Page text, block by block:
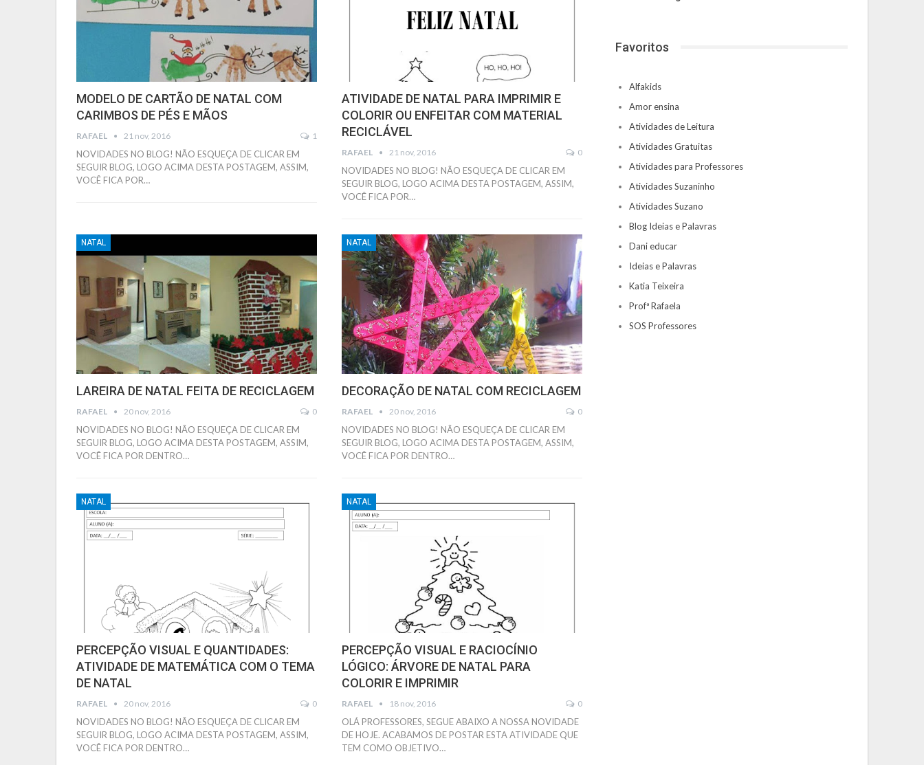
MODELO DE CARTÃO DE NATAL COM
CARIMBOS DE PÉS E MÃOS
RAFAEL 21 nov, 2016 1
NOVIDADES NO BLOG! NÃO ESQUEÇA DE CLICAR EM
SEGUIR BLOG, LOGO ACIMA DESTA POSTAGEM, ASSIM,
VOCÊ FICA POR…
ATIVIDADE DE NATAL PARA IMPRIMIR E
COLORIR OU ENFEITAR COM MATERIAL
RECICLÁVEL
RAFAEL 21 nov, 2016 0
NOVIDADES NO BLOG! NÃO ESQUEÇA DE CLICAR EM
SEGUIR BLOG, LOGO ACIMA DESTA POSTAGEM, ASSIM,
VOCÊ FICA POR…
NATAL
LAREIRA DE NATAL FEITA DE RECICLAGEM
RAFAEL 20 nov, 2016 0
NOVIDADES NO BLOG! NÃO ESQUEÇA DE CLICAR EM
SEGUIR BLOG, LOGO ACIMA DESTA POSTAGEM, ASSIM,
VOCÊ FICA POR DENTRO…
NATAL
DECORAÇÃO DE NATAL COM RECICLAGEM
RAFAEL 20 nov, 2016 0
NOVIDADES NO BLOG! NÃO ESQUEÇA DE CLICAR EM
SEGUIR BLOG, LOGO ACIMA DESTA POSTAGEM, ASSIM,
VOCÊ FICA POR DENTRO…
NATAL
PERCEPÇÃO VISUAL E QUANTIDADES:
ATIVIDADE DE MATEMÁTICA COM O TEMA
DE NATAL
RAFAEL 20 nov, 2016 0
NOVIDADES NO BLOG! NÃO ESQUEÇA DE CLICAR EM
SEGUIR BLOG, LOGO ACIMA DESTA POSTAGEM, ASSIM,
VOCÊ FICA POR DENTRO…
NATAL
PERCEPÇÃO VISUAL E RACIOCÍNIO
LÓGICO: ÁRVORE DE NATAL PARA
COLORIR E IMPRIMIR
RAFAEL 18 nov, 2016 0
OLÁ PROFESSORES, SEGUE ABAIXO A NOSSA NOVIDADE
DE HOJE. ACABAMOS DE POSTAR ESTA ATIVIDADE QUE
TEM COMO OBJETIVO…
Favoritos
Alfakids
Amor ensina
Atividades de Leitura
Atividades Gratuitas
Atividades para Professores
Atividades Suzaninho
Atividades Suzano
Blog Ideias e Palavras
Dani educar
Ideias e Palavras
Katia Teixeira
Profª Rafaela
SOS Professores